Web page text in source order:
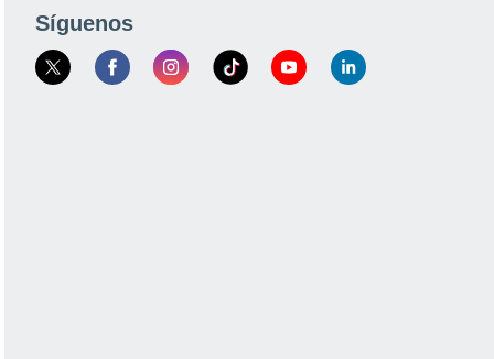
Síguenos